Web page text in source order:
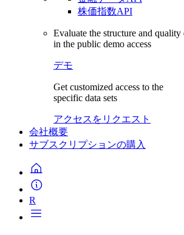
株価指数API
Evaluate the structure and quality
in the public demo access
デモ
Get customized access to the
specific data sets
アクセスをリクエスト
会社概要
サブスクリプションの購入
R